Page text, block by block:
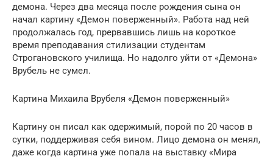
демона. Через два месяца после рождения сына он
начал картину «Демон поверженный». Работа над ней
продолжалась год, прервавшись лишь на короткое
время преподавания стилизации студентам
Строгановского училища. Но надолго уйти от «Демона»
Врубель не сумел.
Картина Михаила Врубеля «Демон поверженный»
Картину он писал как одержимый, порой по 20 часов в
сутки, поддерживая себя вином. Лицо демона он менял,
даже когда картина уже попала на выставку «Мира